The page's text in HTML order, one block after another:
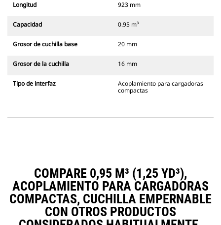
Longitud 923 mm
Capacidad 0.95 m³
Grosor de cuchilla base 20 mm
Grosor de la cuchilla 16 mm
Tipo de interfaz
Acoplamiento para cargadoras
compactas
COMPARE 0,95 M³ (1,25 YD³),
ACOPLAMIENTO PARA CARGADORAS
COMPACTAS, CUCHILLA EMPERNABLE
CON OTROS PRODUCTOS